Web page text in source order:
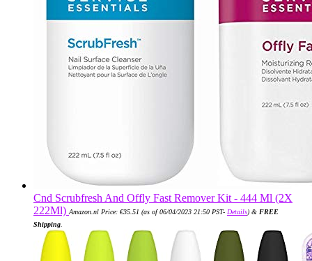
Cnd Scrubfresh And Offly Fast Remover Kit - 444 Ml (2X
222Ml) Amazon.nl Price: €35.51 (as of 06/04/2023 21:50 PST- Details) & FREE
Shipping